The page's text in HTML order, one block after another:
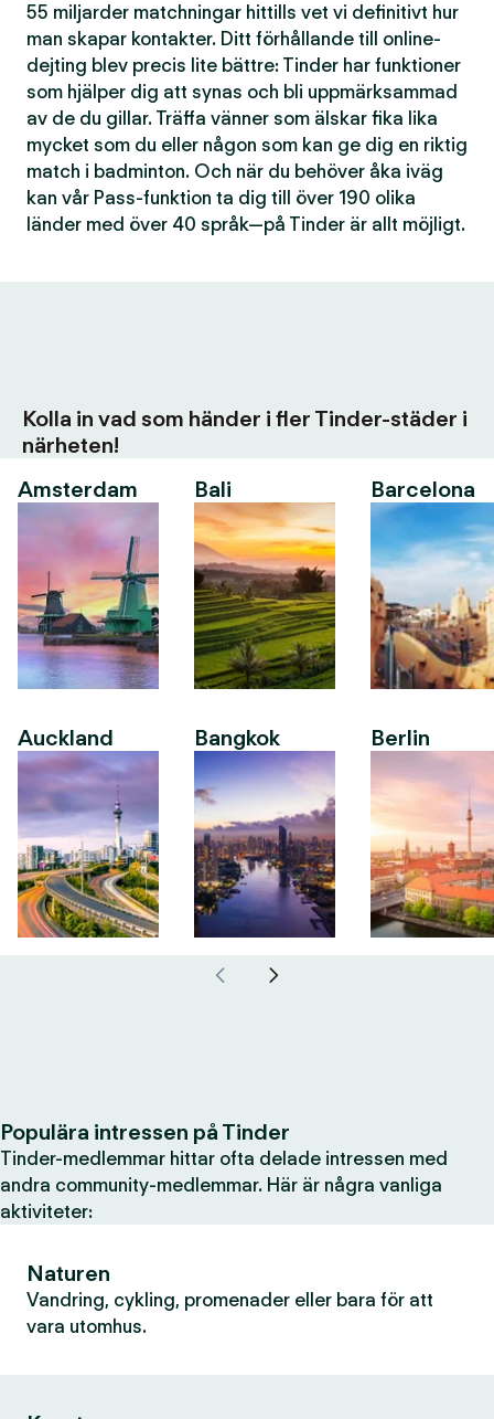
55 miljarder matchningar hittills vet vi definitivt hur
man skapar kontakter. Ditt förhållande till online-
dejting blev precis lite bättre: Tinder har funktioner
som hjälper dig att synas och bli uppmärksammad
av de du gillar. Träffa vänner som älskar fika lika
mycket som du eller någon som kan ge dig en riktig
match i badminton. Och när du behöver åka iväg
kan vår Pass-funktion ta dig till över 190 olika
länder med över 40 språk—på Tinder är allt möjligt.
Kolla in vad som händer i fler Tinder-städer i
närheten!
Amsterdam
Auckland
Bali
Bangkok
Barcelona
Berlin
Populära intressen på Tinder
Tinder-medlemmar hittar ofta delade intressen med
andra community-medlemmar. Här är några vanliga
aktiviteter:
Naturen
Vandring, cykling, promenader eller bara för att
vara utomhus.